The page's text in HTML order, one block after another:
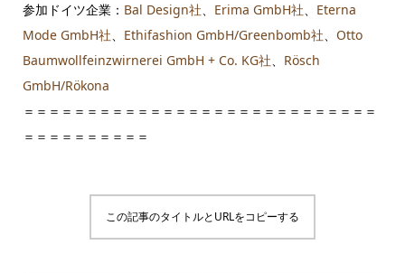
参加ドイツ企業： Bal Design社、 Erima GmbH社、 Eterna
Mode GmbH社、 Ethifashion GmbH/Greenbomb社、 Otto
Baumwollfeinzwirnerei GmbH + Co. KG社、 Rösch
GmbH/Rökona
＝＝＝＝＝＝＝＝＝＝＝＝＝＝＝＝＝＝＝＝＝＝＝＝＝＝＝＝
＝＝＝＝＝＝＝＝＝＝
この記事のタイトルとURLをコピーする